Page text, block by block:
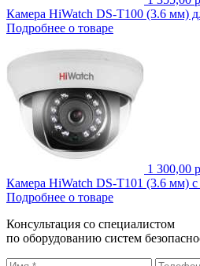
Камера HiWatch DS-T100 (3.6 мм)
Подробнее о товаре
1 300,00
Камера HiWatch DS-T101 (3.6 мм)
Подробнее о товаре
Консультация со специалистом
по оборудованию систем